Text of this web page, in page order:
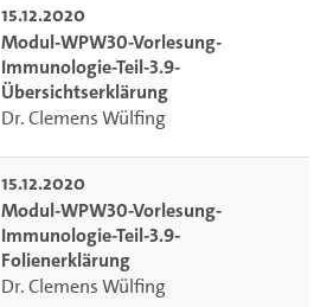
15.12.2020
Modul-WPW30-Vorlesung-
Immunologie-Teil-3.9-
Übersichtserklärung
Dr. Clemens Wülfing
15.12.2020
Modul-WPW30-Vorlesung-
Immunologie-Teil-3.9-
Folienerklärung
Dr. Clemens Wülfing